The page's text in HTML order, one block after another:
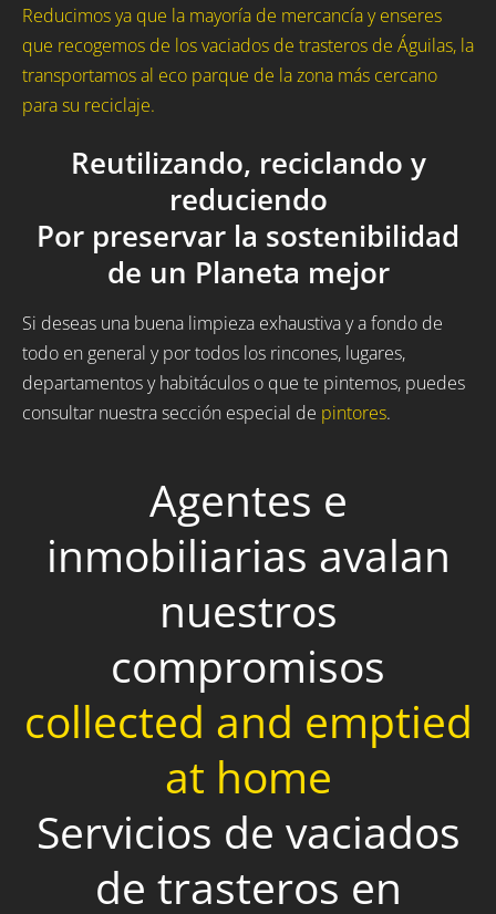
Reducimos ya que la mayoría de mercancía y enseres
que recogemos de los vaciados de trasteros de Águilas, la
transportamos al eco parque de la zona más cercano
para su reciclaje.
Reutilizando, reciclando y
reduciendo
Por preservar la sostenibilidad
de un Planeta mejor
Si deseas una buena limpieza exhaustiva y a fondo de
todo en general y por todos los rincones, lugares,
departamentos y habitáculos o que te pintemos, puedes
consultar nuestra sección especial de pintores.
Agentes e
inmobiliarias avalan
nuestros
compromisos
collected and emptied
at home
Servicios de vaciados
de trasteros en